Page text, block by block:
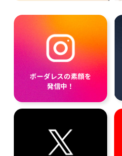
ボーダレスの素顔を
発信中！